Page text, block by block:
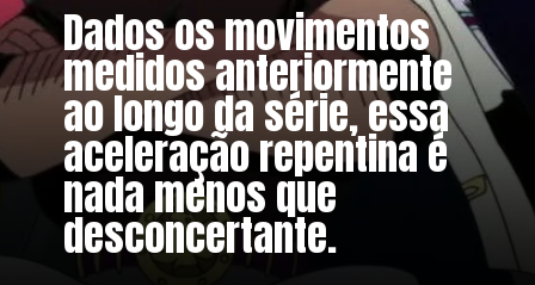
Dados os movimentos
medidos anteriormente
ao longo da série, essa
aceleração repentina é
nada menos que
desconcertante.